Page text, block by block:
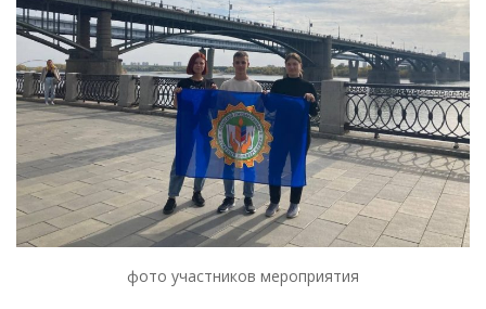
фото участников мероприятия